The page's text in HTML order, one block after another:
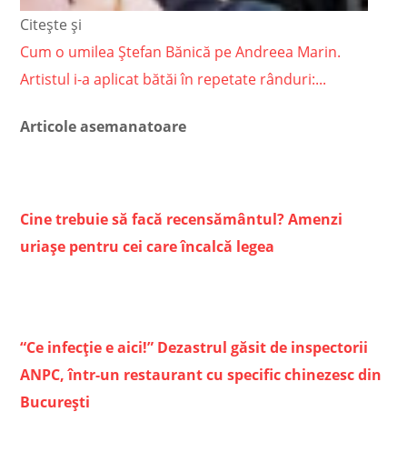
Citește și
Cum o umilea Ștefan Bănică pe Andreea Marin.
Artistul i-a aplicat bătăi în repetate rânduri:...
Articole asemanatoare
Cine trebuie să facă recensământul? Amenzi
uriașe pentru cei care încalcă legea
“Ce infecţie e aici!” Dezastrul găsit de inspectorii
ANPC, într-un restaurant cu specific chinezesc din
Bucureşti